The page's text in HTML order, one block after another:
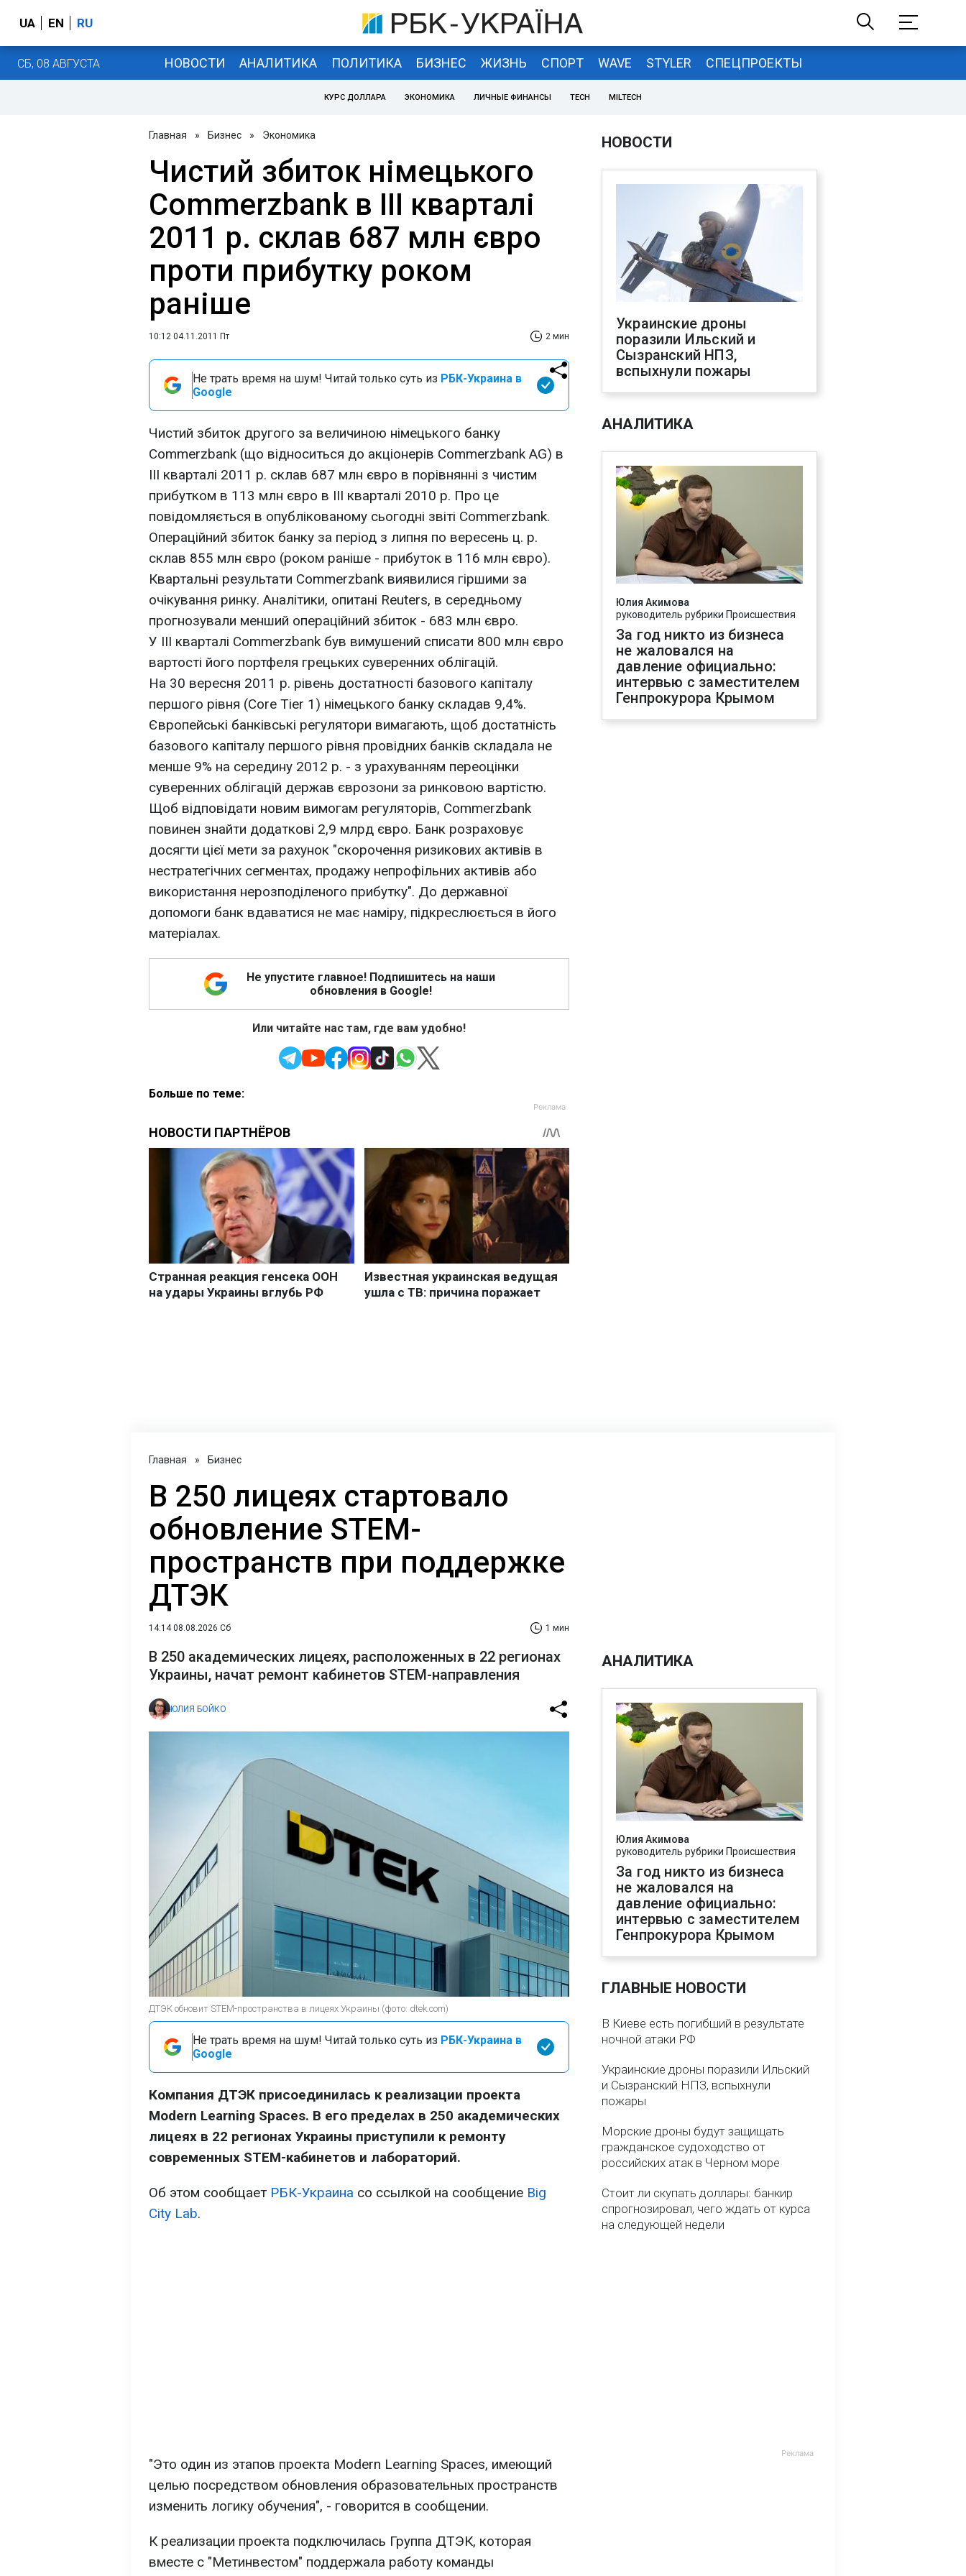
UA EN RU
СБ, 08 АВГУСТА НОВОСТИ АНАЛИТИКА ПОЛИТИКА БИЗНЕС ЖИЗНЬ СПОРТ WAVE STYLER СПЕЦПРОЕКТЫ
КУРС ДОЛЛАРА ЭКОНОМИКА ЛИЧНЫЕ ФИНАНСЫ TECH MILTECH
Главная » Бизнес » Экономика
Чистий збиток німецького
Commerzbank в III кварталі
2011 р. склав 687 млн євро
проти прибутку роком
раніше
10:12 04.11.2011 Пт 2 мин
Не трать время на шум! Читай только суть из РБК-Украина в
Google
Чистий збиток другого за величиною німецького банку
Commerzbank (що відноситься до акціонерів Commerzbank AG) в
III кварталі 2011 р. склав 687 млн євро в порівнянні з чистим
прибутком в 113 млн євро в III кварталі 2010 р. Про це
повідомляється в опублікованому сьогодні звіті Commerzbank.
Операційний збиток банку за період з липня по вересень ц. р.
склав 855 млн євро (роком раніше - прибуток в 116 млн євро).
Квартальні результати Commerzbank виявилися гіршими за
очікування ринку. Аналітики, опитані Reuters, в середньому
прогнозували менший операційний збиток - 683 млн євро.
У III кварталі Commerzbank був вимушений списати 800 млн євро
вартості його портфеля грецьких суверенних облігацій.
На 30 вересня 2011 р. рівень достатності базового капіталу
першого рівня (Core Tier 1) німецького банку складав 9,4%.
Європейські банківські регулятори вимагають, щоб достатність
базового капіталу першого рівня провідних банків складала не
менше 9% на середину 2012 р. - з урахуванням переоцінки
суверенних облігацій держав єврозони за ринковою вартістю.
Щоб відповідати новим вимогам регуляторів, Commerzbank
повинен знайти додаткові 2,9 млрд євро. Банк розраховує
досягти цієї мети за рахунок "скорочення ризикових активів в
нестратегічних сегментах, продажу непрофільних активів або
використання нерозподіленого прибутку". До державної
допомоги банк вдаватися не має наміру, підкреслюється в його
матеріалах.
Не упустите главное! Подпишитесь на наши
обновления в Google!
Или читайте нас там, где вам удобно!
Больше по теме:
НОВОСТИ
Украинские дроны
поразили Ильский и
Сызранский НПЗ,
вспыхнули пожары
АНАЛИТИКА
Юлия Акимова
руководитель рубрики Происшествия
За год никто из бизнеса
не жаловался на
давление официально:
интервью с заместителем
Генпрокурора Крымом
Главная » Бизнес
В 250 лицеях стартовало
обновление STEM-
пространств при поддержке
ДТЭК‌
14:14 08.08.2026 Сб 1 мин
В 250 академических лицеях, расположенных в 22 регионах
Украины, начат ремонт кабинетов STEM-направления
ЮЛИЯ БОЙКО
ДТЭК обновит STEM-пространства в лицеях Украины (фото: dtek.com)
Не трать время на шум! Читай только суть из РБК-Украина в
Google
Компания ДТЭК присоединилась к реализации проекта
Modern Learning Spaces. В его пределах в 250 академических
лицеях в 22 регионах Украины приступили к ремонту
современных STEM-кабинетов и лабораторий.
Об этом сообщает РБК-Украина со ссылкой на сообщение Big
City Lab.
"Это один из этапов проекта Modern Learning Spaces, имеющий
целью посредством обновления образовательных пространств
изменить логику обучения", - говорится в сообщении.
К реализации проекта подключилась Группа ДТЭК, которая
вместе с "Метинвестом" поддержала работу команды
АНАЛИТИКА
Юлия Акимова
руководитель рубрики Происшествия
За год никто из бизнеса
не жаловался на
давление официально:
интервью с заместителем
Генпрокурора Крымом
ГЛАВНЫЕ НОВОСТИ
В Киеве есть погибший в результате
ночной атаки РФ
Украинские дроны поразили Ильский
и Сызранский НПЗ, вспыхнули
пожары
Морские дроны будут защищать
гражданское судоходство от
российских атак в Черном море
Стоит ли скупать доллары: банкир
спрогнозировал, чего ждать от курса
на следующей недели